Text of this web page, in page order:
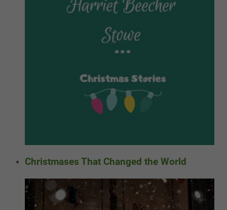
Christmases That Changed the World